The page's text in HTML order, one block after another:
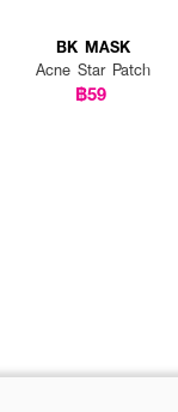
BK MASK
Acne Star Patch
฿59